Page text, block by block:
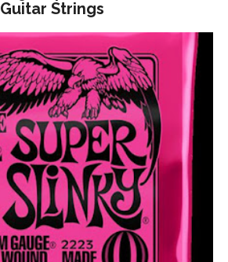
Guitar Strings